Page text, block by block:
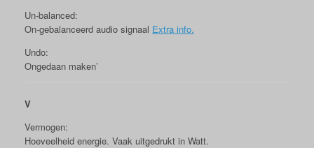
Un-balanced:
On-gebalanceerd audio signaal Extra info.
Undo:
Ongedaan maken’
V
Vermogen:
Hoeveelheid energie. Vaak uitgedrukt in Watt.